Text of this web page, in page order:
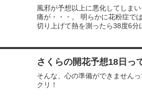
風邪が予想以上に悪化してしま
痛が・・・。 明らかに花粉症で
切り上げて熱を測ったら38度6分
さくらの開花予想18日っ
そんな、心の準備ができません
クリ！